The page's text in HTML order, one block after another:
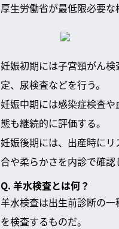
厚生労働省が最低限必要な
妊娠初期には子宮頸がん
定、尿検査などを行う。
妊娠中期には感染症検査
態も継続的に評価する。
妊娠後期には、出産時に
合や柔らかさを内診で確認
Q. 羊水検査とは何？
羊水検査は出生前診断の
を検査するものだ。